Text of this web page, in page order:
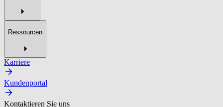
Ressourcen
Karriere
Kundenportal
Kontaktieren Sie uns